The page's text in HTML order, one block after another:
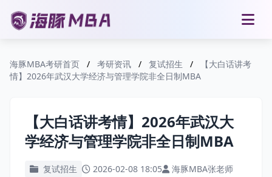
海豚MBA考研首页 / 考研资讯 / 复试招生 /
【大白话讲考
情】2026年武汉大学经济与管理学院非全日制MBA
【大白话讲考情】2026年武汉大
学经济与管理学院非全日制MBA
复试招生 2026-02-08 18:05
海豚MBA张老师